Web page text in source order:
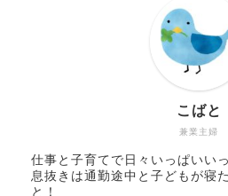
兼業主婦
こばと
仕事と子育てで日々いっぱいい
息抜きは通勤途中と子どもが寝
と！